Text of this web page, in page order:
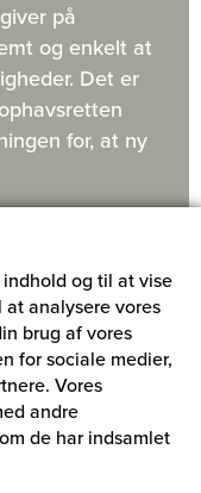
© Simon Klein-Knudsen
på
og enkelt at
Det er
for, at ny
og til at vise
analysere vores
brug af vores
for sociale medier,
Vores
andre
de har indsamlet